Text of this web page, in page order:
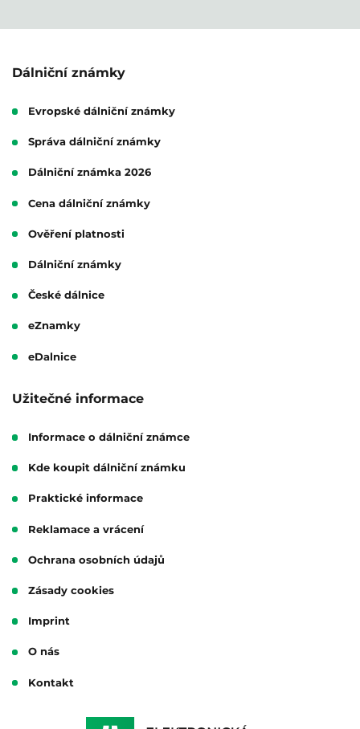
Dálniční známky
Evropské dálniční známky
Správa dálniční známky
Dálniční známka 2026
Cena dálniční známky
Ověření platnosti
Dálniční známky
České dálnice
eZnamky
eDalnice
Užitečné informace
Informace o dálniční známce
Kde koupit dálniční známku
Praktické informace
Reklamace a vrácení
Ochrana osobních údajů
Zásady cookies
Imprint
O nás
Kontakt